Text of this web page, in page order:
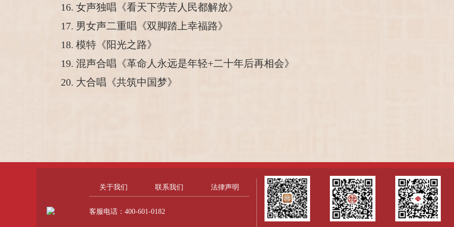
16. 女声独唱《看天下劳苦人民都解放》
17. 男女声二重唱《双脚踏上幸福路》
18. 模特《阳光之路》
19. 混声合唱《革命人永远是年轻+二十年后再相会》
20. 大合唱《共筑中国梦》
关于我们 联系我们 法律声明
客服电话：400-601-0182